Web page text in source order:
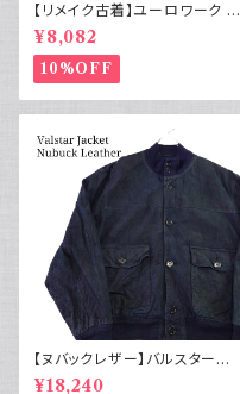
【リメイク古着】ユーロワーク ベ
スト フランス軍GAOモチーフ 管
理番号E217
¥8,082
10%OFF
【ヌバックレザー】バルスター型
ブルゾンジャケット ユーロ古着
¥18,240